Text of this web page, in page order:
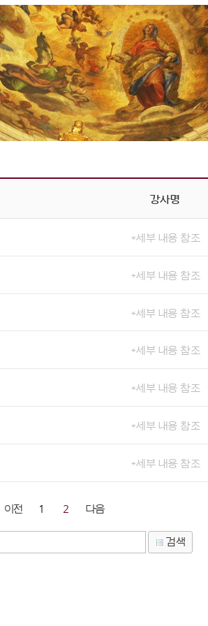
강사명
*세부 내용 참조
*세부 내용 참조
*세부 내용 참조
*세부 내용 참조
*세부 내용 참조
*세부 내용 참조
*세부 내용 참조
이전 1 2 다음
검색